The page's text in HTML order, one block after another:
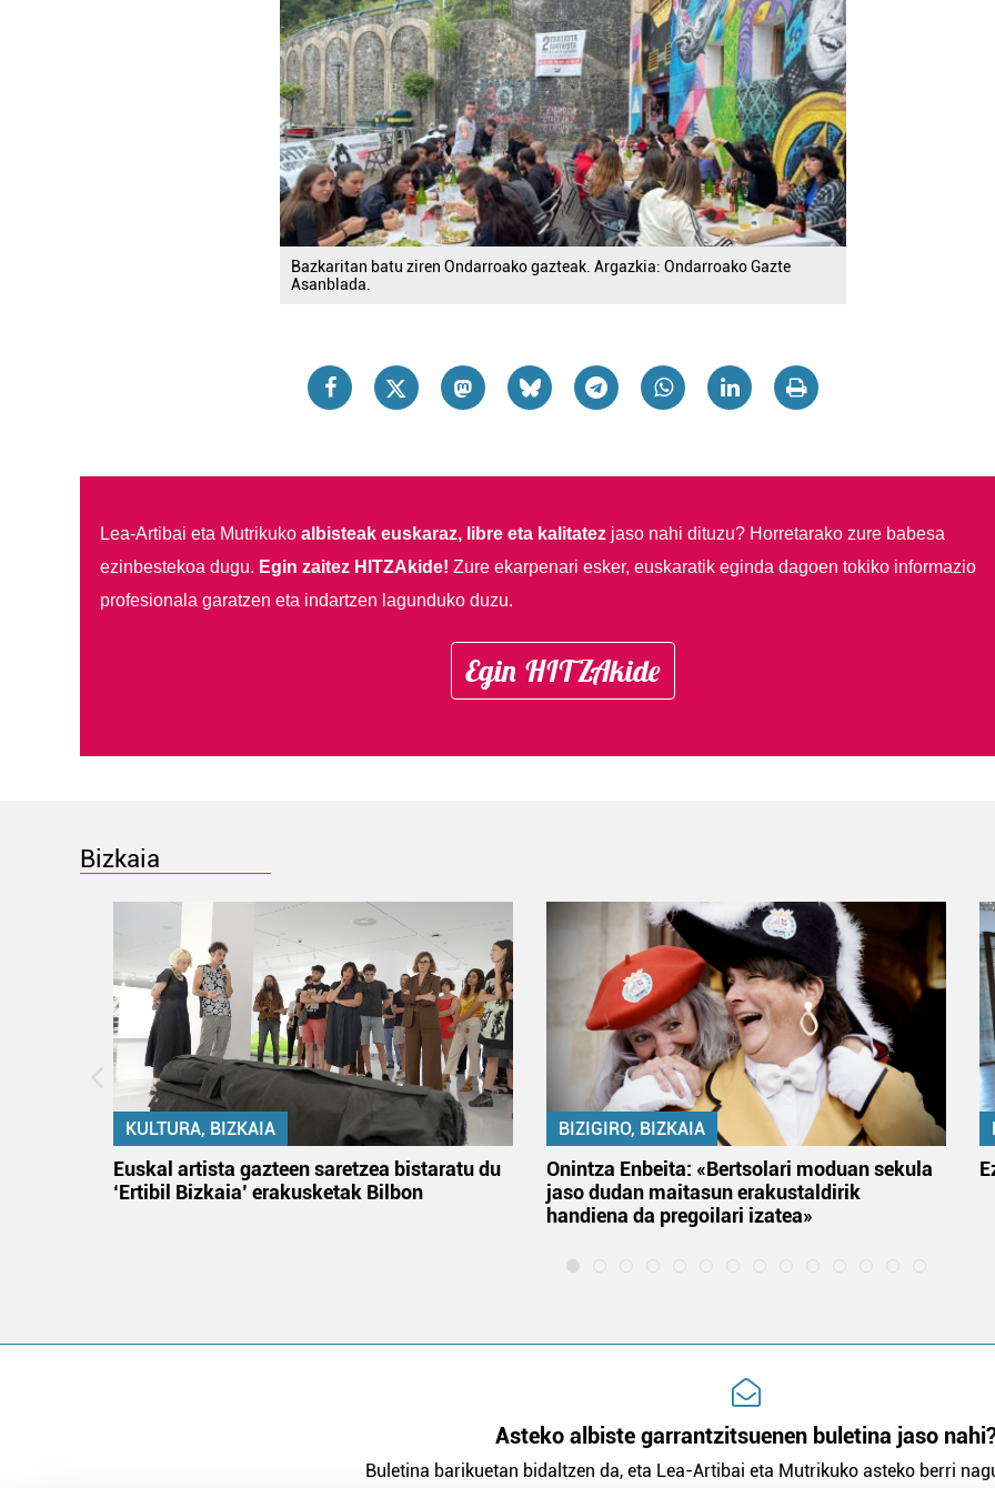
Bazkaritan batu ziren Ondarroako gazteak. Argazkia: Ondarroako Gazte
Asanblada.
Lea-Artibai eta Mutrikuko albisteak euskaraz, libre eta kalitatezjaso nahi dituzu? Horretarako zure babesa
ezinbestekoa dugu. Egin zaitez HITZAkide! Zure ekarpenari esker, euskaratik eginda dagoen tokiko informazio
profesionala garatzen eta indartzen lagunduko duzu.
Egin HITZAkide
Bizkaia
KULTURA, BIZKAIA
Euskal artista gazteen saretzea bistaratu du
‘Ertibil Bizkaia’ erakusketak Bilbon
BIZIGIRO, BIZKAIA
Onintza Enbeita: «Bertsolari moduan sekula
jaso dudan maitasun erakustaldirik
handiena da pregoilari izatea»
Asteko albiste garrantzitsuenen buletina jaso
Buletina barikuetan bidaltzen da, eta Lea-Artibai eta Mutrikuko asteko berri